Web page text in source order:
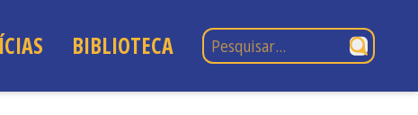
BIBLIOTECA Pesquisar por: